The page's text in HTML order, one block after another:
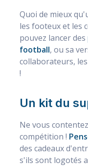
Quoi de mieux
les footeux et les
pouvez lancer des
football, ou sa
collaborateurs,
!
Un kit du
Ne vous
compétition !
des cadeaux
s'ils sont logotés